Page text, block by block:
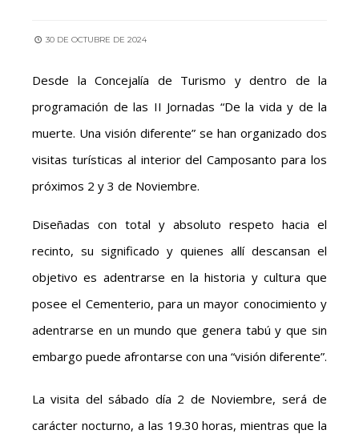
30 DE OCTUBRE DE 2024
Desde la Concejalía de Turismo y dentro de la
programación de las II Jornadas “De la vida y de la
muerte. Una visión diferente” se han organizado dos
visitas turísticas al interior del Camposanto para los
próximos 2 y 3 de Noviembre.
Diseñadas con total y absoluto respeto hacia el
recinto, su significado y quienes allí descansan el
objetivo es adentrarse en la historia y cultura que
posee el Cementerio, para un mayor conocimiento y
adentrarse en un mundo que genera tabú y que sin
embargo puede afrontarse con una “visión diferente”.
La visita del sábado día 2 de Noviembre, será de
carácter nocturno, a las 19.30 horas, mientras que la